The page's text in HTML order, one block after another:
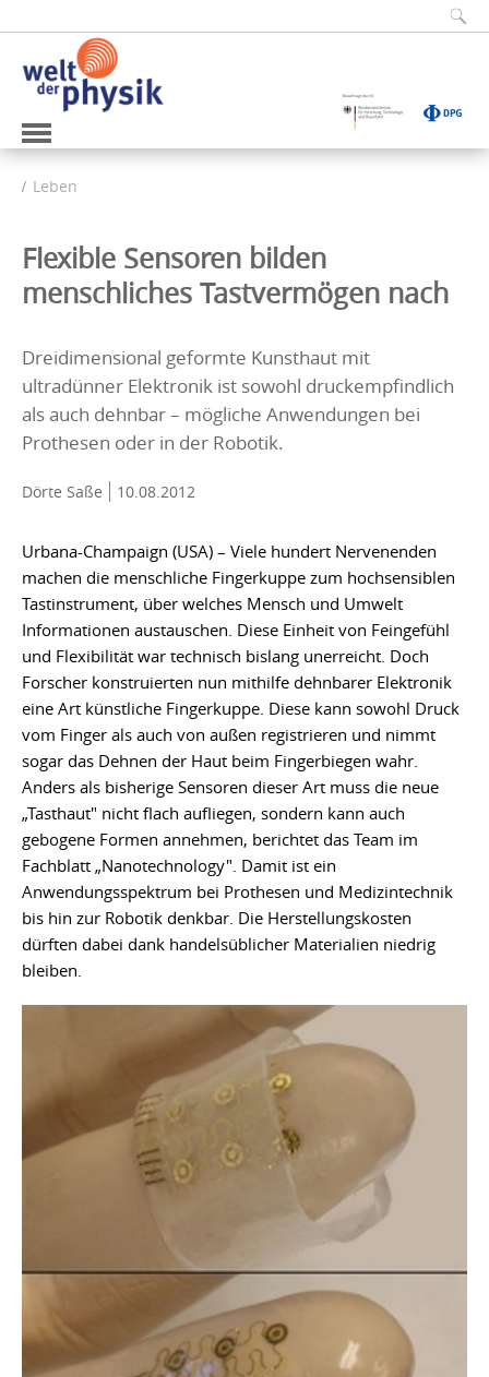
Leben
Flexible Sensoren bilden
menschliches Tastvermögen nach
Dreidimensional geformte Kunsthaut mit
ultradünner Elektronik ist sowohl druckempfindlich
als auch dehnbar – mögliche Anwendungen bei
Prothesen oder in der Robotik.
Dörte Saße 10.08.2012
Urbana-Champaign (USA) – Viele hundert Nervenenden
machen die menschliche Fingerkuppe zum hochsensiblen
Tastinstrument, über welches Mensch und Umwelt
Informationen austauschen. Diese Einheit von Feingefühl
und Flexibilität war technisch bislang unerreicht. Doch
Forscher konstruierten nun mithilfe dehnbarer Elektronik
eine Art künstliche Fingerkuppe. Diese kann sowohl Druck
vom Finger als auch von außen registrieren und nimmt
sogar das Dehnen der Haut beim Fingerbiegen wahr.
Anders als bisherige Sensoren dieser Art muss die neue
„Tasthaut" nicht flach aufliegen, sondern kann auch
gebogene Formen annehmen, berichtet das Team im
Fachblatt „Nanotechnology". Damit ist ein
Anwendungsspektrum bei Prothesen und Medizintechnik
bis hin zur Robotik denkbar. Die Herstellungskosten
dürften dabei dank handelsüblicher Materialien niedrig
bleiben.